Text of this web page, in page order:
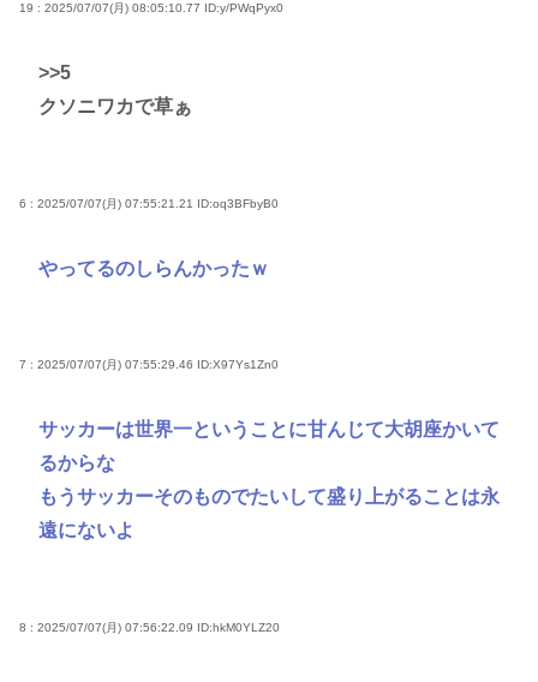
19 : 2025/07/07(月) 08:05:10.77 ID:y/PWqPyx0
>>5
クソニワカで草ぁ
6 : 2025/07/07(月) 07:55:21.21 ID:oq3BFbyB0
やってるのしらんかったｗ
7 : 2025/07/07(月) 07:55:29.46 ID:X97Ys1Zn0
サッカーは世界一ということに甘んじて大胡座かいて
るからな
もうサッカーそのものでたいして盛り上がることは永
遠にないよ
8 : 2025/07/07(月) 07:56:22.09 ID:hkM0YLZ20